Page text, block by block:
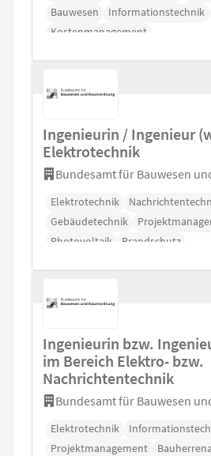
Bauwesen
Informationstechnik
Kostenmanagement
Ingenieurin / Ingenieur
Elektrotechnik
Bundesamt für Bauwesen
Elektrotechnik
Gebäudetechnik
Photovoltaik
Brandschutz
Ingenieurin bzw.
im Bereich Elektro- bzw.
Nachrichtentechnik
Bundesamt für Bauwesen
Elektrotechnik
Projektmanagement